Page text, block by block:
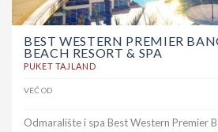
BEST WESTERN PREMIER
BEACH RESORT & SPA
PUKET TAJLAND
VEĆ OD
Odmaralište i spa Best Western Premier